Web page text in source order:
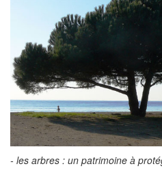
- les arbres : un patrimoine à